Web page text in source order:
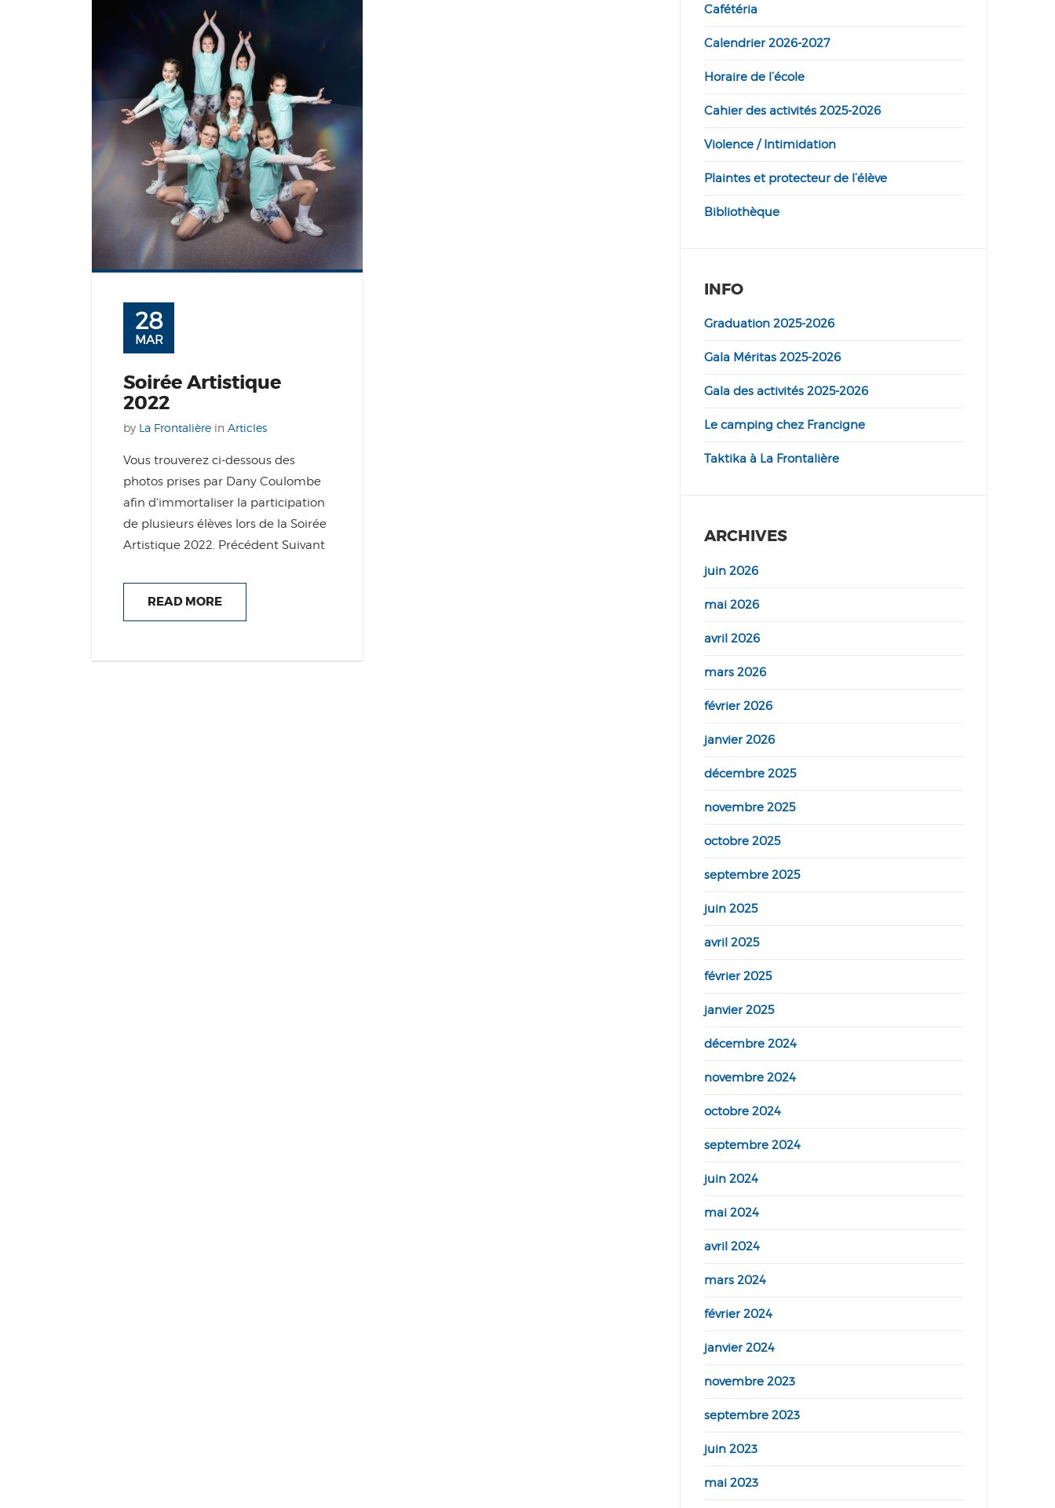
28
MAR
Soirée Artistique
2022
by La Frontalière in Articles
Vous trouverez ci-dessous des
photos prises par Dany Coulombe
afin d'immortaliser la participation
de plusieurs élèves lors de la Soirée
Artistique 2022. Précédent Suivant
READ MORE
Cafétéria
Calendrier 2026-2027
Horaire de l’école
Cahier des activités 2025-2026
Violence / Intimidation
Plaintes et protecteur de l’élève
Bibliothèque
INFO
Graduation 2025-2026
Gala Méritas 2025-2026
Gala des activités 2025-2026
Le camping chez Francigne
Taktika à La Frontalière
ARCHIVES
juin 2026
mai 2026
avril 2026
mars 2026
février 2026
janvier 2026
décembre 2025
novembre 2025
octobre 2025
septembre 2025
juin 2025
avril 2025
février 2025
janvier 2025
décembre 2024
novembre 2024
octobre 2024
septembre 2024
juin 2024
mai 2024
avril 2024
mars 2024
février 2024
janvier 2024
novembre 2023
septembre 2023
juin 2023
mai 2023